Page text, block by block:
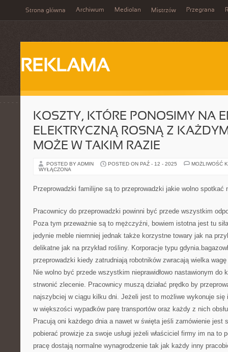
Strona główna Archiwum Mediolan Mistrzów Przegrana
REKLAMA
KOSZTY, KTÓRE PONOSIMY NA
ELEKTRYCZNĄ ROSNĄ Z
MOŻE W TAKIM RAZIE
POSTED BY ADMIN POSTED ON PAŹ - 12 - 2025
MOŻLIWOŚĆ
WYŁĄCZONA
Przeprowadzki familijne są to przeprowadzki jakie wolno spotkać
Pracownicy do przeprowadzki powinni być przede wszystkim
Poza tym przeważnie są to mężczyźni, bowiem istotna jest tu
jedynie meble niemniej jednak także korzystne towary jak na
delikatne jak na przykład rośliny. Korporacje typu
przeprowadzki kiedy zatrudniają robotników zwracają wielka
Nie wolno być przede wszystkim nieprawidłowo nastawionym do
strwonić zlecenie. Pracownicy muszą działać prędko by
najszybciej w ciągu kilku dni. Jeżeli jest to możliwe wykonuje się
w większości wypadków parę transportów oraz każdy z nich
Pracują oni każdego dnia a nawet w święta jeśli zamówienie jest
pobierać prowizje za swoje usługi jeżeli właściciel firmy im na to
pracę dostają normalne wynagrodzenie tak jak każdy inny